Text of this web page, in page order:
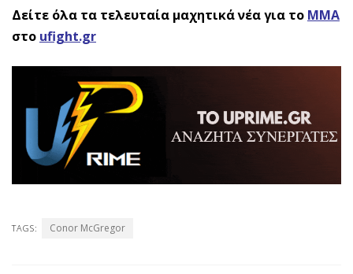
Δείτε όλα τα τελευταία μαχητικά νέα για το ΜΜΑ
στο ufight.gr
TAGS: Conor McGregor